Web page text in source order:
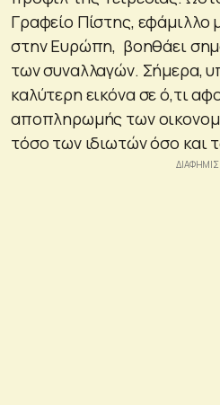
Γραφείο Πίστης, εφάμιλλο
στην Ευρώπη, βοηθάει
των συναλλαγών. Σήμερα,
καλύτερη εικόνα σε ό,τι
αποπληρωμής των
τόσο των ιδιωτών όσο και